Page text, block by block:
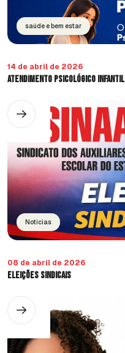
saúde e bem estar
14 de abril de 2026
Atendimento Psicológico Infantil
Notícias
08 de abril de 2026
ELEIÇÕES SINDICAIS